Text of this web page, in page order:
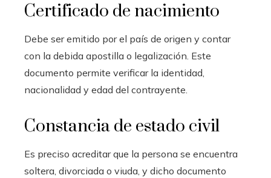
Certificado de nacimiento
Debe ser emitido por el país de origen y contar
con la debida apostilla o legalización. Este
documento permite verificar la identidad,
nacionalidad y edad del contrayente.
Constancia de estado civil
Es preciso acreditar que la persona se encuentra
soltera, divorciada o viuda, y dicho documento